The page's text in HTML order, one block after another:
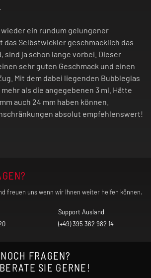
: Vaporesso GTX Coils
ein rundum gelungener
das Selbstwickler geschmacklich das
sind ja schon lange vorbei. Dieser
sehr guten Geschmack und einen
Mit dem dabei liegenden Bubbleglas
als die angegebenen 3 ml. Hätte
auch 24 mm haben können.
absolut empfehlenswert!
freuen uns wenn wir Ihnen weiter helfen können.
Support Ausland
(+49) 395 362 982 14
NOCH FRAGEN?
SIE GERNE!